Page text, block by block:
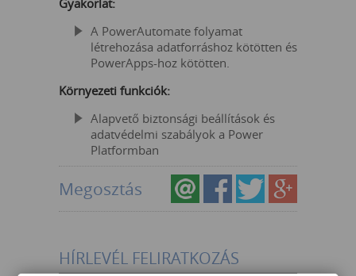
A PowerAutomate folyamat
létrehozása adatforráshoz kötötten és
PowerApps-hoz kötötten.
Környezeti funkciók:
Alapvető biztonsági beállítások és
adatvédelmi szabályok a Power
Platformban
Megosztás
HÍRLEVÉL FELIRATKOZÁS